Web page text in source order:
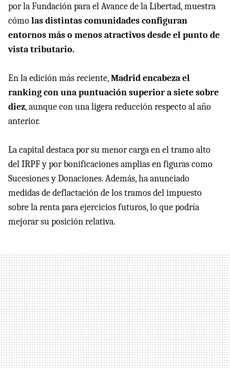
por la Fundación para el Avance de la Libertad, muestra
cómolas distintas comunidades configuran
entornos más o menos atractivos desde el punto de
vista tributario.
En la edición más reciente,Madrid encabeza el
ranking con una puntuación superior a siete sobre
diez, aunque con una ligera reducción respecto al año
anterior.
La capital destaca por su menor carga en el tramo alto
del IRPF y por bonificaciones amplias en figuras como
Sucesiones y Donaciones. Además, ha anunciado
medidas de deflactación de los tramos del impuesto
sobre la renta para ejercicios futuros, lo que podría
mejorar su posición relativa.